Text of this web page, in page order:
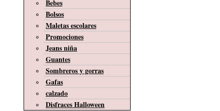
Bebes
Bolsos
Maletas escolares
Promociones
Jeans niña
Guantes
Sombreros y gorras
Gafas
calzado
Disfraces Halloween